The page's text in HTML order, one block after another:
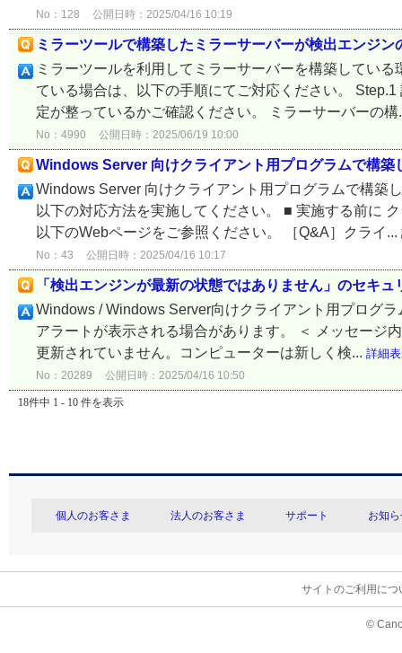
No：128 公開日時：2025/04/16 10:19
ミラーツールで構築したミラーサーバーが検出エンジ
ミラーツールを利用してミラーサーバーを構築してい
ている場合は、以下の手順にてご対応ください。
定が整っているかご確認ください。 ミラーサーバーの
No：4990 公開日時：2025/06/19 10:00
Windows Server 向けクライアント用プログラムで構
Windows Server 向けクライアント用プログラムで構築
以下の対応方法を実施してください。 ■ 実施する前に
以下のWebページをご参照ください。 ［Q&A］クライ...
No：43 公開日時：2025/04/16 10:17
「検出エンジンが最新の状態ではありません」のセキ
Windows / Windows Server向けクライアント用プログ
アラートが表示される場合があります。 ＜ メッセージ
更新されていません。コンピューターは新しく検... 詳細
No：20289 公開日時：2025/04/16 10:50
18件中 1 - 10 件を表示
個人のお客さま 法人のお客さま サポート お知
サイトのご利用につ
©